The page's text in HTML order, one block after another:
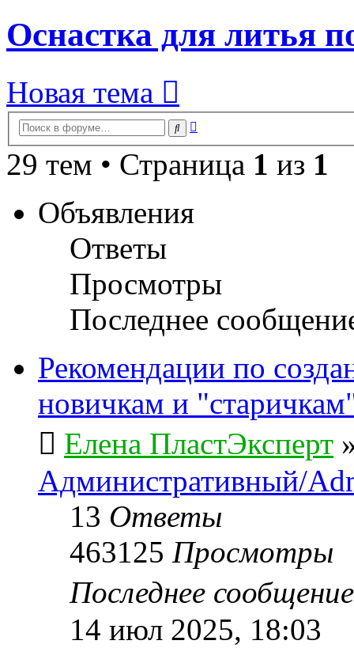
Оснастка для литья
Новая тема
Поиск
29 тем • Страница 1 из 1
Объявления
Ответы
Просмотры
Последнее
Рекомендации по
новичкам и
Елена ПластЭксперт
Административный/
13 Ответы
463125 Просмотры
Последнее
14 июл 2025, 18:03